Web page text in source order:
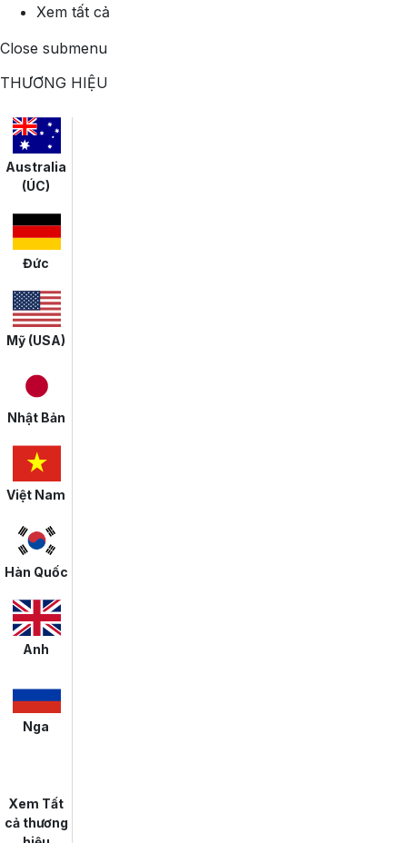
Xem tất cả
Close submenu
THƯƠNG HIỆU
Australia
(ÚC)
Đức
Mỹ (USA)
Nhật Bản
Việt Nam
Hàn Quốc
Anh
Nga
Xem Tất
cả thương